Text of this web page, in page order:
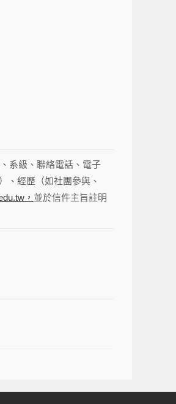
系級、聯絡電話、電子
、經歷（如社團參與、
， 並於信件主旨註明